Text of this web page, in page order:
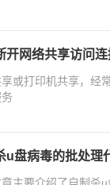
开网络共享访问
享或打印机共享，经
u盘病毒的批处理